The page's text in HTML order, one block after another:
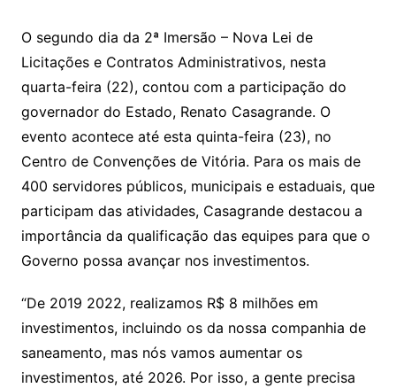
O segundo dia da 2ª Imersão – Nova Lei de
Licitações e Contratos Administrativos, nesta
quarta-feira (22), contou com a participação do
governador do Estado, Renato Casagrande. O
evento acontece até esta quinta-feira (23), no
Centro de Convenções de Vitória. Para os mais de
400 servidores públicos, municipais e estaduais, que
participam das atividades, Casagrande destacou a
importância da qualificação das equipes para que o
Governo possa avançar nos investimentos.
“De 2019 2022, realizamos R$ 8 milhões em
investimentos, incluindo os da nossa companhia de
saneamento, mas nós vamos aumentar os
investimentos, até 2026. Por isso, a gente precisa